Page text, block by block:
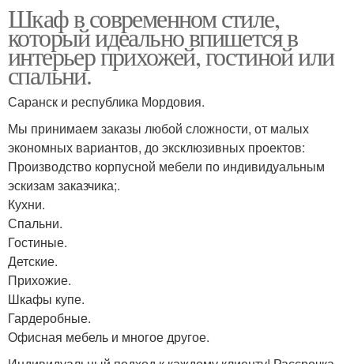
Шкаф в современном стиле,
который идеально впишется в
интерьер прихожей, гостиной или
спальни.
Саранск и республика Мордовия.
Мы принимаем заказы любой сложности, от малых
экономных вариантов, до эксклюзивных проектов:
Производство корпусной мебели по индивидуальным
эскизам заказчика;.
Кухни.
Спальни.
Гостиные.
Детские.
Прихожие.
Шкафы купе.
Гардеробные.
Офисная мебель и многое другое.